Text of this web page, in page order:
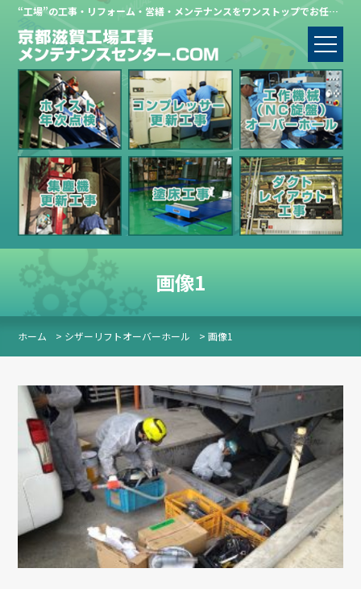
“工場”の工事・リフォーム・営繕・メンテナンスをワンストップでお任せください。
画像1
ホーム > シザーリフトオーバーホール > 画像1